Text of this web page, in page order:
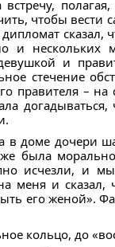
чтобы вести
сказал,
и нескольких
и
стечение
правителя –
догадываться,
в доме дочери
была
исчезли, и
меня и
его женой».
кольцо, до